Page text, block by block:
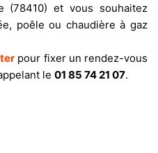
(78410) et vous souhaitez
poêle ou chaudière à gaz
pour fixer un rendez-vous
le 01 85 74 21 07.